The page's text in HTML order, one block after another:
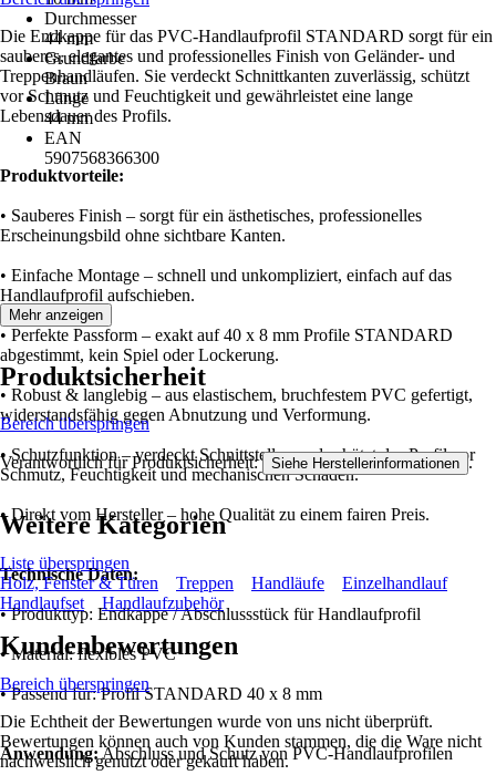
Durchmesser
44 mm
Grundfarbe
Braun
Länge
44 mm
EAN
5907568366300
Die Endkappe für das PVC-Handlaufprofil STANDARD sorgt für ein
sauberes, elegantes und professionelles Finish von Geländer- und
Treppenhandläufen. Sie verdeckt Schnittkanten zuverlässig, schützt
vor Schmutz und Feuchtigkeit und gewährleistet eine lange
Lebensdauer des Profils.
Produktvorteile:
• Sauberes Finish – sorgt für ein ästhetisches, professionelles
Erscheinungsbild ohne sichtbare Kanten.
• Einfache Montage – schnell und unkompliziert, einfach auf das
Handlaufprofil aufschieben.
• Perfekte Passform – exakt auf 40 x 8 mm Profile STANDARD
abgestimmt, kein Spiel oder Lockerung.
• Robust & langlebig – aus elastischem, bruchfestem PVC gefertigt,
widerstandsfähig gegen Abnutzung und Verformung.
• Schutzfunktion – verdeckt Schnittstellen und schützt das Profil vor
Schmutz, Feuchtigkeit und mechanischen Schäden.
• Direkt vom Hersteller – hohe Qualität zu einem fairen Preis.
Technische Daten:
• Produkttyp: Endkappe / Abschlussstück für Handlaufprofil
• Material: flexibles PVC
• Passend für: Profil STANDARD 40 x 8 mm
Anwendung:Abschluss und Schutz von PVC-Handlaufprofilen
Mehr anzeigen
Produktsicherheit
Bereich überspringen
Verantwortlich für Produktsicherheit: Siehe Herstellerinformationen .
Weitere Kategorien
Liste überspringen
Holz, Fenster & Türen
Treppen Handläufe
Einzelhandlauf
Handlaufset
Handlaufzubehör
Kundenbewertungen
Bereich überspringen
Die Echtheit der Bewertungen wurde von uns nicht überprüft.
Bewertungen können auch von Kunden stammen, die die Ware nicht
nachweislich genutzt oder gekauft haben.